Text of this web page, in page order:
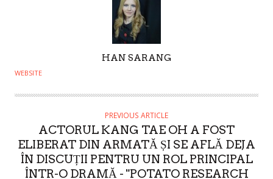
U
H
HAN SARANG
WEBSITE
PREVIOUS ARTICLE
ACTORUL KANG TAE OH A FOST
ELIBERAT DIN ARMATĂ ȘI SE AFLĂ DEJA
ÎN DISCUȚII PENTRU UN ROL PRINCIPAL
ÎNTR-O DRAMĂ - "POTATO RESEARCH